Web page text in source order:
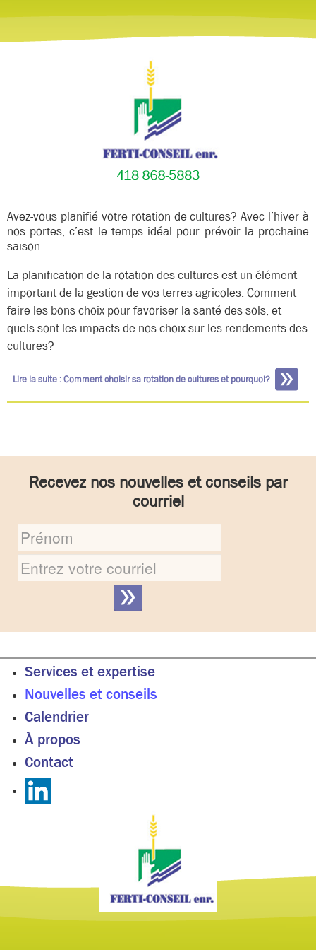
Avez-vous planifié votre rotation de cultures? Avec l’hiver à
nos portes, c’est le temps idéal pour prévoir la prochaine
saison.
La planification de la rotation des cultures est un élément
important de la gestion de vos terres agricoles. Comment
faire les bons choix pour favoriser la santé des sols, et
quels sont les impacts de nos choix sur les rendements des
cultures?
Lire la suite : Comment choisir sa rotation de cultures et pourquoi?
Services et expertise
Nouvelles et conseils
Calendrier
À propos
Contact